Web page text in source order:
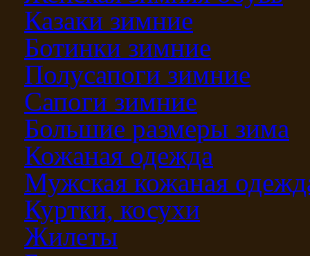
Казаки зимние
Ботинки зимние
Полусапоги зимние
Сапоги зимние
Большие размеры зима
Кожаная одежда
Мужская кожаная
Куртки, косухи
Жилеты